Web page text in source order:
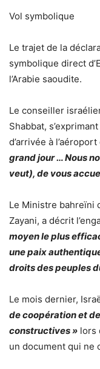
Vol symbolique
Le trajet de la
symbolique direct
l’Arabie saoudite.
Le conseiller
Shabbat,
d’arrivée à
grand jour … Nous
veut), de vous
Le Ministre bahreïni
Zayani, a décrit
moyen le plus
une paix
droits des peuples
Le mois dernier,
de coopération et
constructives » lors
un document qui ne